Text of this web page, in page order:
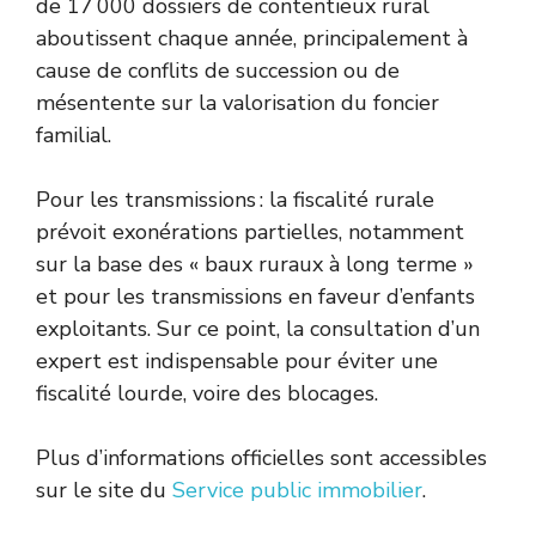
de 17 000 dossiers de contentieux rural
aboutissent chaque année, principalement à
cause de conflits de succession ou de
mésentente sur la valorisation du foncier
familial.
Pour les transmissions : la fiscalité rurale
prévoit exonérations partielles, notamment
sur la base des « baux ruraux à long terme »
et pour les transmissions en faveur d’enfants
exploitants. Sur ce point, la consultation d’un
expert est indispensable pour éviter une
fiscalité lourde, voire des blocages.
Plus d’informations officielles sont accessibles
sur le site du Service public immobilier.